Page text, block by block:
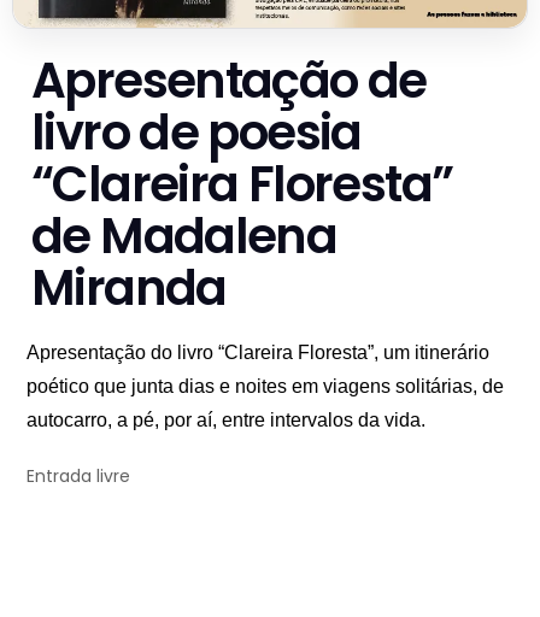
Apresentação de
livro de poesia
“Clareira Floresta”
de Madalena
Miranda
Apresentação do livro “Clareira Floresta”, um itinerário
poético que junta dias e noites em viagens solitárias, de
autocarro, a pé, por aí, entre intervalos da vida.
Entrada livre